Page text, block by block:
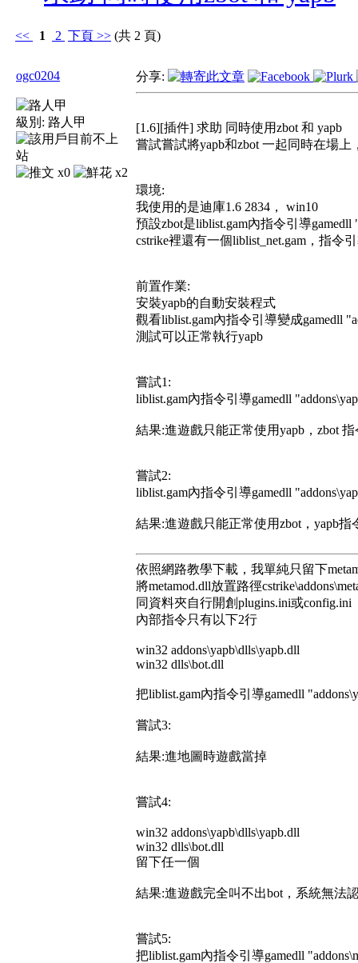
<< 1 2 下頁 >> (共 2 頁)
ogc0204
級別: 路人甲
x0 x2
分享:
[1.6][插件] 求助 同時使用zbot 和 yapb
嘗試嘗試將yapb和zbot 一起同時在場
環境:
我使用的是迪庫1.6 2834， win10
預設zbot是liblist.gam內指令引導gamedll
cstrike裡還有一個liblist_net.gam，指令
前置作業:
安裝yapb的自動安裝程式
觀看liblist.gam內指令引導變成gamedll
測試可以正常執行yapb
嘗試1:
liblist.gam內指令引導gamedll
結果:進遊戲只能正常使用yapb，zbot
嘗試2:
liblist.gam內指令引導gamedll
結果:進遊戲只能正常使用zbot，yapb指
依照網路教學下載，我單純只留下
將metamod.dll放置路徑
同資料夾自行開創plugins.ini或config.ini
內部指令只有以下2行
win32 addons\yapb\dlls\yapb.dll
win32 dlls\bot.dll
把liblist.gam內指令引導gamedll
嘗試3:
結果:進地圖時遊戲當掉
嘗試4:
win32 addons\yapb\dlls\yapb.dll
win32 dlls\bot.dll
留下任一個
結果:進遊戲完全叫不出bot，系統無法
嘗試5:
把liblist.gam內指令引導gamedll